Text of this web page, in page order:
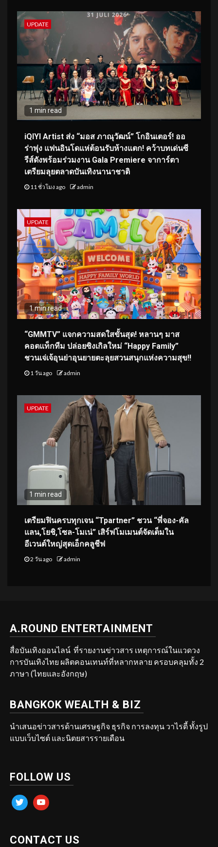
UPDATE
1 min read
iQIYI Artist ส่ง “มอส ภาณุวัฒน์” โกอินเตอร์! ออ
ร่าพุ่ง แฟนอินโดแห่ต้อนรับห้างแตก! คว้าบทเด่นซี
รีส์ดังพร้อมร่วมงาน Gala Premiere จาการ์ตา
เตรียมลุยตลาดบันเทิงนานาชาติ
11 ชั่วโมง ago admin
UPDATE
1 min read
“GMMTV” แจกความสดใสขั้นสุด! หลานๆ มาส
คอตแท็กทีม ปล่อยซิงเกิลใหม่ “Happy Family”
ชวนเจ่เจ้อุนย่าอุนยายตะลุยสวนสนุกแห่งความสุข!!
1 วัน ago admin
UPDATE
1 min read
เตรียมฟินครบทุกเจน “Tpartner” ชวน “พี่จอง-คัล
แลน,โยชิ,โซล-โมเน่” เสิร์ฟโมเมนต์จัดเต็มใน
อีเวนต์ใหญ่สุดเอ็กคลูชีฟ
2 วัน ago admin
A.ROUND ENTERTAINMENT
สื่อบันเทิงออนไลน์ ที่รายงานข่าวสาร เหตุการณ์ในแวดวง
การบันเทิงไทย ผลิตคอนเทนท์ที่หลากหลาย ครอบคลุมทั้ง 2
ภาษา (ไทยและอังกฤษ)
BANGKOK WEALTH & BIZ
นำเสนอข่าวสารด้านเศรษฐกิจ ธุรกิจ การลงทุน วาไรตี้ ทั้งรูป
แบบเว็บไซต์ และนิตยสารรายเดือน
FOLLOW US
twitter youtube
CONTACT US